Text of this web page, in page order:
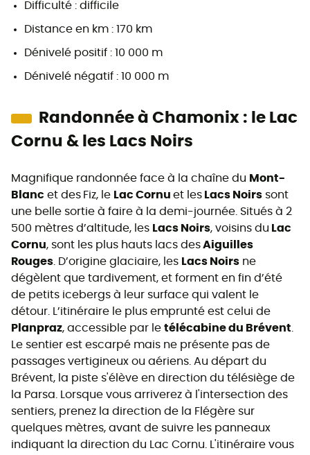
Difficulté : difficile
Distance en km : 170 km
Dénivelé positif : 10 000 m
Dénivelé négatif : 10 000 m
Randonnée à Chamonix : le Lac
Cornu & les Lacs Noirs
Magnifique randonnée face à la chaîne du Mont-
Blanc et des Fiz, le Lac Cornu et les Lacs Noirs sont
une belle sortie à faire à la demi-journée. Situés à 2
500 mètres d’altitude, les Lacs Noirs, voisins du Lac
Cornu, sont les plus hauts lacs desAiguilles
Rouges. D’origine glaciaire, les Lacs Noirs ne
dégèlent que tardivement, et forment en fin d’été
de petits icebergs à leur surface qui valent le
détour. L’itinéraire le plus emprunté est celui de
Planpraz, accessible par le télécabine du Brévent.
Le sentier est escarpé mais ne présente pas de
passages vertigineux ou aériens. Au départ du
Brévent, la piste s'élève en direction du télésiège de
la Parsa. Lorsque vous arriverez à l'intersection des
sentiers, prenez la direction de la Flégère sur
quelques mètres, avant de suivre les panneaux
indiquant la direction du Lac Cornu. L'itinéraire vous